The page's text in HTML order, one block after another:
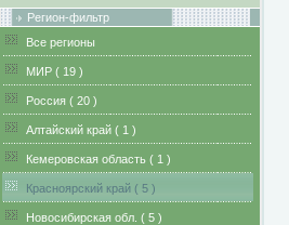
Регион-фильтр
Все регионы
MИР ( 19 )
Pоссия ( 20 )
Алтайский край ( 1 )
Кемеровская область ( 1 )
Красноярский край ( 5 )
Новосибирская обл. ( 5 )